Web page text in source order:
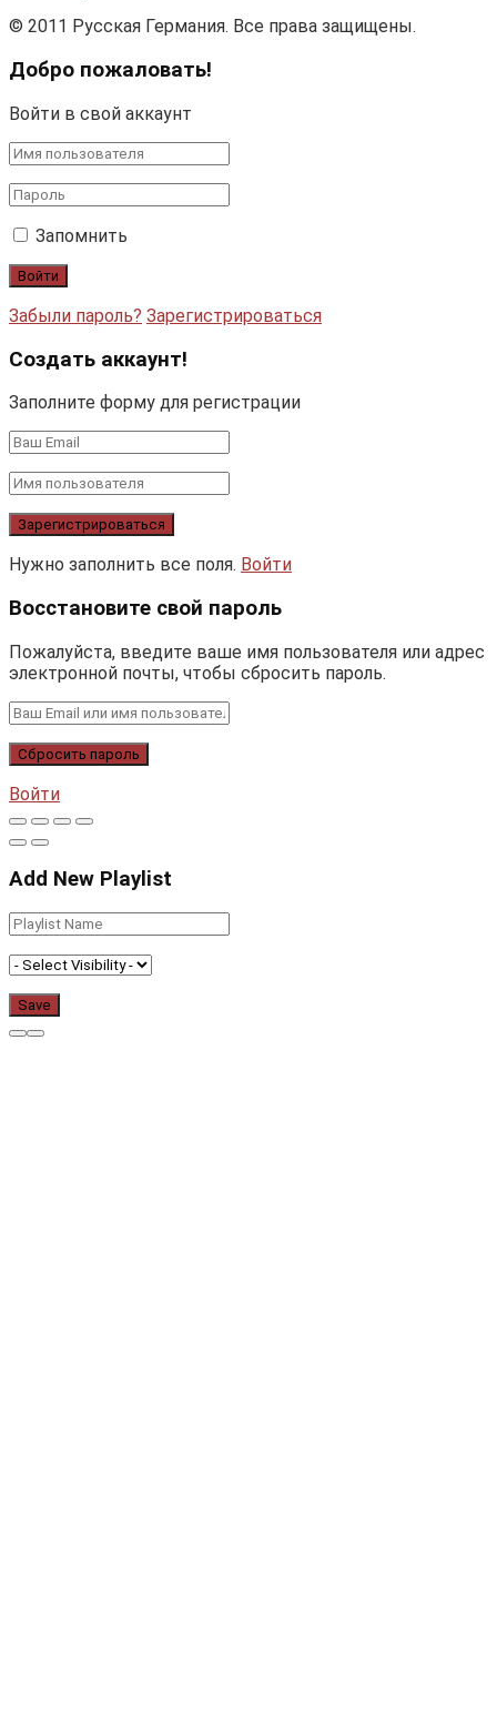
© 2011 Русская Германия. Все права защищены.
Добро пожаловать!
Войти в свой аккаунт
Запомнить
Забыли пароль? Зарегистрироваться
Создать аккаунт!
Заполните форму для регистрации
Нужно заполнить все поля. Войти
Восстановите свой пароль
Пожалуйста, введите ваше имя пользователя или адрес
электронной почты, чтобы сбросить пароль.
Войти
Add New Playlist